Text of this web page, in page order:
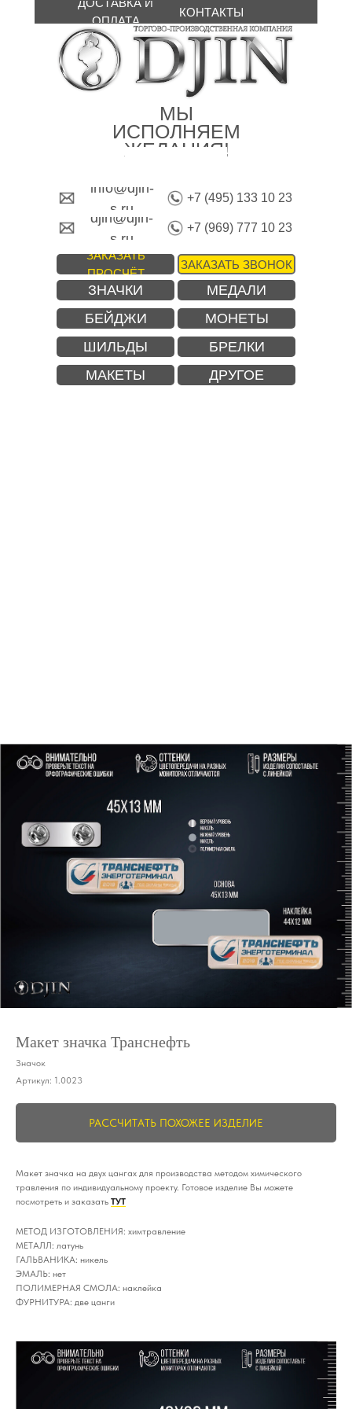
МЫ
ИСПОЛНЯЕМ
ЖЕЛАНИЯ!
ЗАКАЗАТЬ
ПРОСЧЁТ
+7 (969) 777 10 23
+7 (495) 133 10 23
ЗАКАЗАТЬ ЗВОНОК
ДОСТАВКА И
ОПЛАТА
КОНТАКТЫ
ЗНАЧКИ МЕДАЛИ
ШИЛЬДЫ БРЕЛКИ
БЕЙДЖИ МОНЕТЫ
info@djin-
s.ru
djin@djin-
s.ru
МАКЕТЫ ДРУГОЕ
Макет значка Транснефть
Значок
Артикул: 1.0023
РАССЧИТАТЬ ПОХОЖЕЕ ИЗДЕЛИЕ
Макет значка на двух цангах для производства методом химического
травления по индивидуальному проекту. Готовое изделие Вы можете
посмотреть и заказать ТУТ
МЕТОД ИЗГОТОВЛЕНИЯ: химтравление
МЕТАЛЛ: латунь
ГАЛЬВАНИКА: никель
ЭМАЛЬ: нет
ПОЛИМЕРНАЯ СМОЛА: наклейка
ФУРНИТУРА: две цанги